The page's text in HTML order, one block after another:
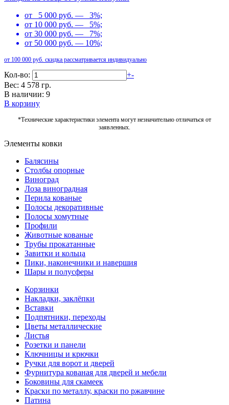
от 5 000 руб. — 3%;
от 10 000 руб. — 5%;
от 30 000 руб. — 7%;
от 50 000 руб. — 10%;
от 100 000 руб. скидка рассматривается индивидуально
Кол-во: +-
Вес: 4 578 гр.
В наличии: 9
В корзину
*Технические характеристики элемента могут незначительно отличаться от
заявленных.
Элементы ковки
Балясины
Столбы опорные
Виноград
Лоза виноградная
Перила кованые
Полосы декоративные
Полосы хомутные
Профили
Животные кованые
Трубы прокатанные
Завитки и кольца
Пики, наконечники и навершия
Шары и полусферы
Корзинки
Накладки, заклёпки
Вставки
Подпятники, переходы
Цветы металлические
Листья
Розетки и панели
Ключницы и крючки
Ручки для ворот и дверей
Фурнитура кованая для дверей и мебели
Боковины для скамеек
Краски по металлу, краски по ржавчине
Патина